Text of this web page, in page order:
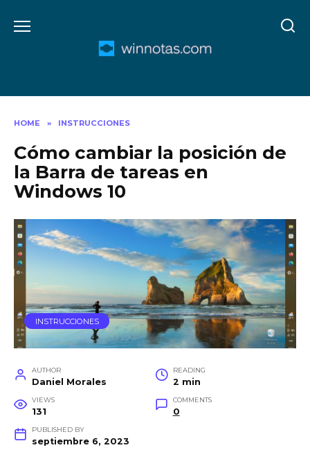
HOME » INSTRUCCIONES
Cómo cambiar la posición de
la Barra de tareas en
Windows 10
INSTRUCCIONES
AUTHOR
Daniel Morales
READING
2 min
VIEWS
131
COMMENTS
0
PUBLISHED BY
septiembre 6, 2023